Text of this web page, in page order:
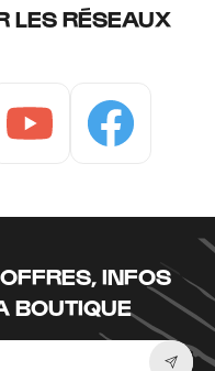
LES RÉSEAUX
INFOS
BOUTIQUE